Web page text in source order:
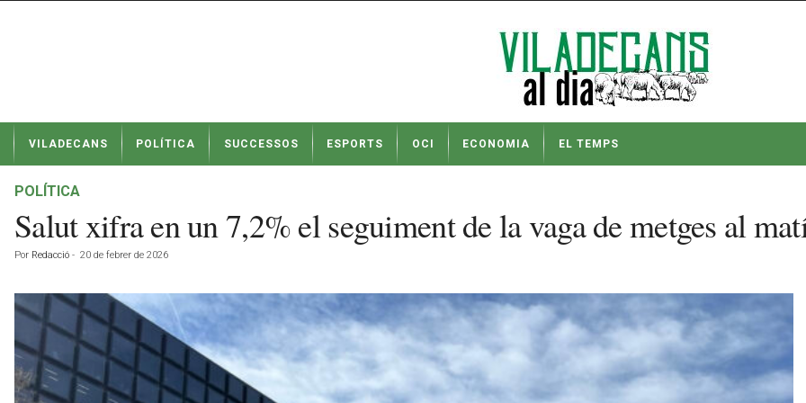
t
VILADECANS POLÍTICA SUCCESSOS ESPORTS OCI ECONOMIA EL TEMPS
POLÍTICA
Salut xifra en un 7,2% el seguiment de la vaga de metges al
Por Redacció - 20 de febrer de 2026